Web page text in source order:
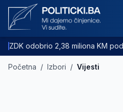
Početna / Izbori / Vijesti